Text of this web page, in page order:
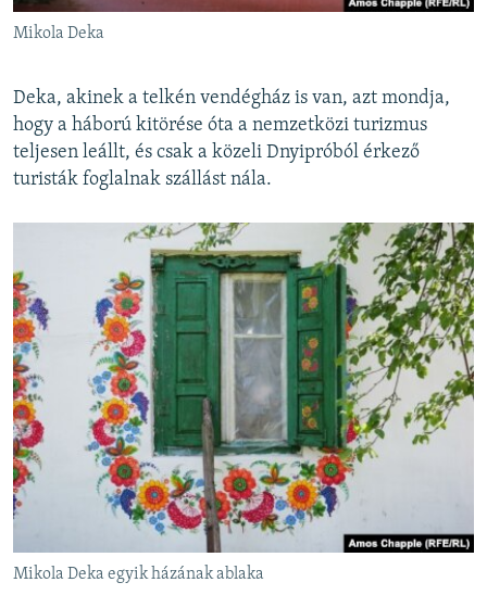
Mikola Deka
Deka, akinek a telkén vendégház is van, azt mondja,
hogy a háború kitörése óta a nemzetközi turizmus
teljesen leállt, és csak a közeli Dnyipróból érkező
turisták foglalnak szállást nála.
Mikola Deka egyik házának ablaka